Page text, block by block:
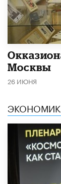
Москвы
26 ИЮНЯ